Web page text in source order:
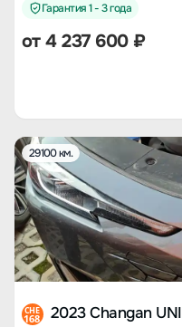
Гарантия 1 - 3 года
от4 237 600₽
29100 км.
CHE
168 2023 Changan